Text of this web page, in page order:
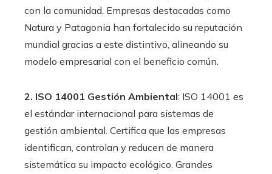
con la comunidad. Empresas destacadas como
Natura y Patagonia han fortalecido su reputación
mundial gracias a este distintivo, alineando su
modelo empresarial con el beneficio común.
2. ISO 14001 Gestión Ambiental: ISO 14001 es
el estándar internacional para sistemas de
gestión ambiental. Certifica que las empresas
identifican, controlan y reducen de manera
sistemática su impacto ecológico. Grandes